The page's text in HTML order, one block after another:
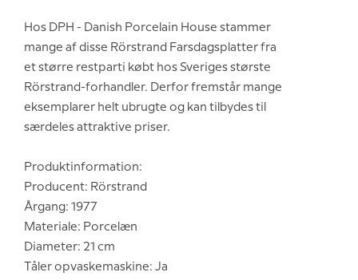
Hos DPH - Danish Porcelain House stammer
mange af disse Rörstrand Farsdagsplatter fra
et større restparti købt hos Sveriges største
Rörstrand-forhandler. Derfor fremstår mange
eksemplarer helt ubrugte og kan tilbydes til
særdeles attraktive priser.
Produktinformation:
Producent: Rörstrand
Årgang: 1977
Materiale: Porcelæn
Diameter: 21 cm
Tåler opvaskemaskine: Ja